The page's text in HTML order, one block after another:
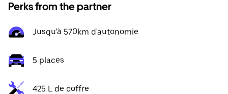
Perks from the partner
Jusqu'à 570km d'autonomie
5 places
425 L de coffre